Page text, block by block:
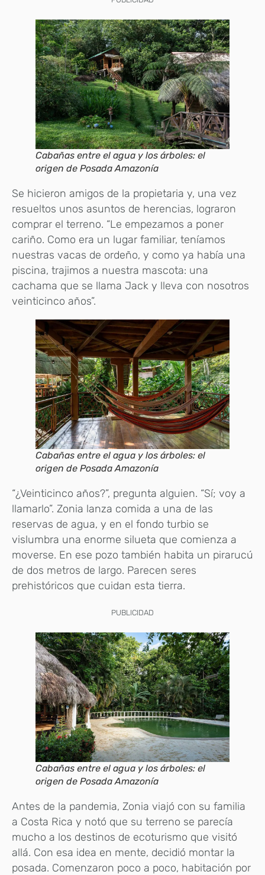
Cabañas entre el agua y los árboles: el
origen de Posada Amazonía
Se hicieron amigos de la propietaria y, una vez
resueltos unos asuntos de herencias, lograron
comprar el terreno. “Le empezamos a poner
cariño. Como era un lugar familiar, teníamos
nuestras vacas de ordeño, y como ya había una
piscina, trajimos a nuestra mascota: una
cachama que se llama Jack y lleva con nosotros
veinticinco años”.
Cabañas entre el agua y los árboles: el
origen de Posada Amazonía
“¿Veinticinco años?”, pregunta alguien. “Sí; voy a
llamarlo”. Zonia lanza comida a una de las
reservas de agua, y en el fondo turbio se
vislumbra una enorme silueta que comienza a
moverse. En ese pozo también habita un pirarucú
de dos metros de largo. Parecen seres
prehistóricos que cuidan esta tierra.
PUBLICIDAD
Cabañas entre el agua y los árboles: el
origen de Posada Amazonía
Antes de la pandemia, Zonia viajó con su familia
a Costa Rica y notó que su terreno se parecía
mucho a los destinos de ecoturismo que visitó
allá. Con esa idea en mente, decidió montar la
posada. Comenzaron poco a poco, habitación por